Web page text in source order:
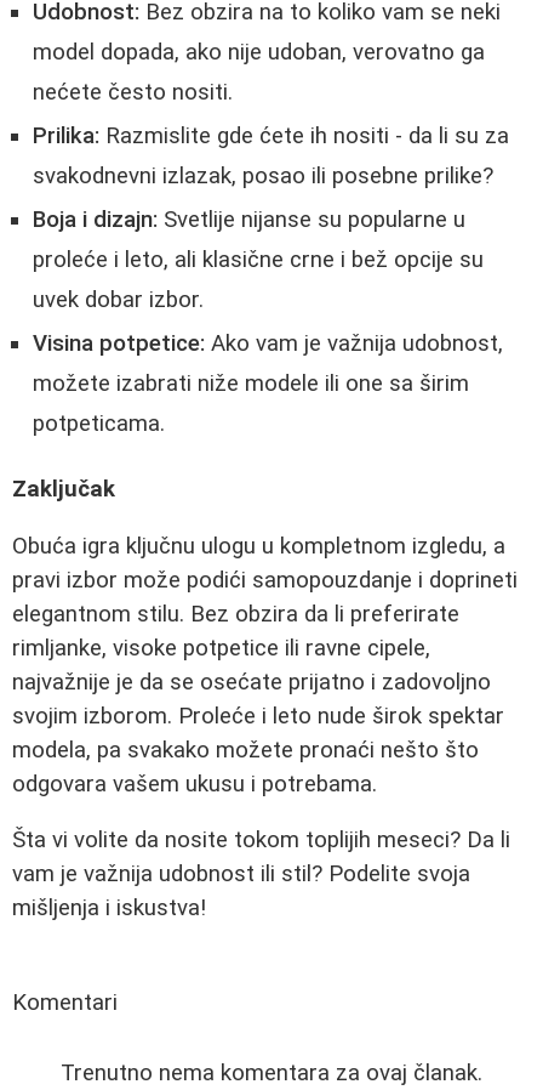
Udobnost: Bez obzira na to koliko vam se neki
model dopada, ako nije udoban, verovatno ga
nećete često nositi.
Prilika: Razmislite gde ćete ih nositi - da li su za
svakodnevni izlazak, posao ili posebne prilike?
Boja i dizajn: Svetlije nijanse su popularne u
proleće i leto, ali klasične crne i bež opcije su
uvek dobar izbor.
Visina potpetice: Ako vam je važnija udobnost,
možete izabrati niže modele ili one sa širim
potpeticama.
Zaključak
Obuća igra ključnu ulogu u kompletnom izgledu, a
pravi izbor može podići samopouzdanje i doprineti
elegantnom stilu. Bez obzira da li preferirate
rimljanke, visoke potpetice ili ravne cipele,
najvažnije je da se osećate prijatno i zadovoljno
svojim izborom. Proleće i leto nude širok spektar
modela, pa svakako možete pronaći nešto što
odgovara vašem ukusu i potrebama.
Šta vi volite da nosite tokom toplijih meseci? Da li
vam je važnija udobnost ili stil? Podelite svoja
mišljenja i iskustva!
Komentari
Trenutno nema komentara za ovaj članak.